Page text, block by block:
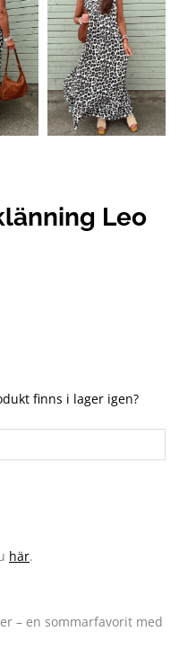
Leo
finns i lager igen?
här.
– en sommarfavorit med